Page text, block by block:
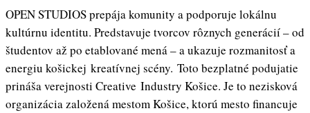
OPEN STUDIOS prepája komunity a podporuje lokálnu
kultúrnu identitu. Predstavuje tvorcov rôznych generácií – od
študentov až po etablované mená – a ukazuje rozmanitosť a
energiu košickej kreatívnej scény. Toto bezplatné podujatie
prináša verejnosti Creative Industry Košice. Je to nezisková
organizácia založená mestom Košice, ktorú mesto financuje